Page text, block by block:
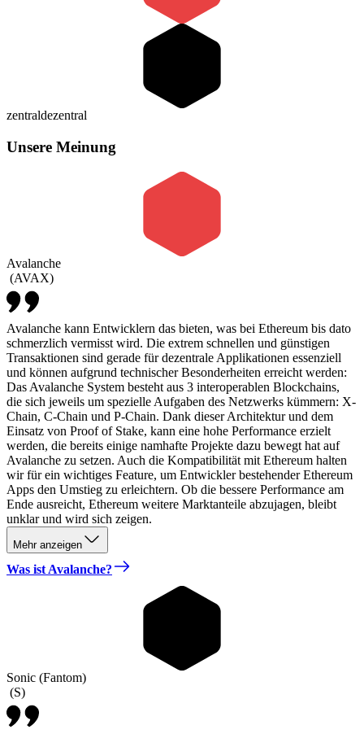
zentraldezentral
Unsere Meinung
Avalanche
(AVAX)
Avalanche kann Entwicklern das bieten, was bei Ethereum bis dato
schmerzlich vermisst wird. Die extrem schnellen und günstigen
Transaktionen sind gerade für dezentrale Applikationen essenziell
und können aufgrund technischer Besonderheiten erreicht werden:
Das Avalanche System besteht aus 3 interoperablen Blockchains,
die sich jeweils um spezielle Aufgaben des Netzwerks kümmern: X-
Chain, C-Chain und P-Chain. Dank dieser Architektur und dem
Einsatz von Proof of Stake, kann eine hohe Performance erzielt
werden, die bereits einige namhafte Projekte dazu bewegt hat auf
Avalanche zu setzen. Auch die Kompatibilität mit Ethereum halten
wir für ein wichtiges Feature, um Entwickler bestehender Ethereum
Apps den Umstieg zu erleichtern. Ob die bessere Performance am
Ende ausreicht, Ethereum weitere Marktanteile abzujagen, bleibt
unklar und wird sich zeigen.
Mehr anzeigen
Was ist Avalanche?
Sonic (Fantom)
(S)